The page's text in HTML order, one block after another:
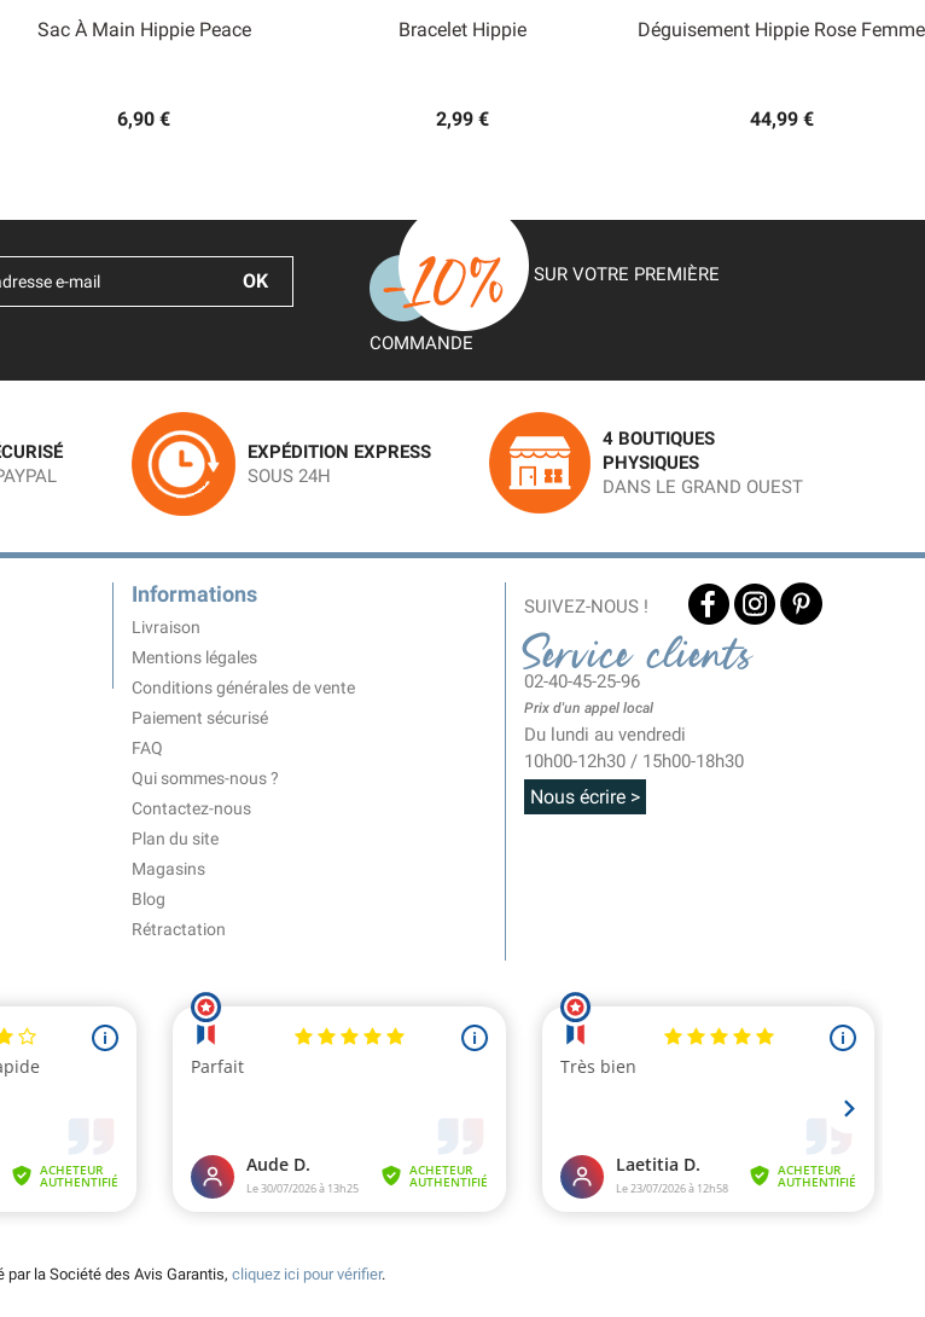
Sac À Main Hippie Peace
6,90 €
Bracelet Hippie
2,99 €
Déguisement Hippie Rose Femme
44,99 €
SUR VOTRE PREMIÈRE
COMMANDE
EXPÉDITION EXPRESS
SOUS 24H
4 BOUTIQUES
PHYSIQUES
DANS LE GRAND OUEST
Informations
Livraison
Mentions légales
Conditions générales de vente
Paiement sécurisé
FAQ
Qui sommes-nous ?
Contactez-nous
Plan du site
Magasins
Blog
Rétractation
SUIVEZ-NOUS !
Service clients
02-40-45-25-96
Prix d'un appel local
Du lundi au vendredi
10h00-12h30 / 15h00-18h30
Nous écrire >
par la Société des Avis Garantis, cliquez ici pour vérifier.